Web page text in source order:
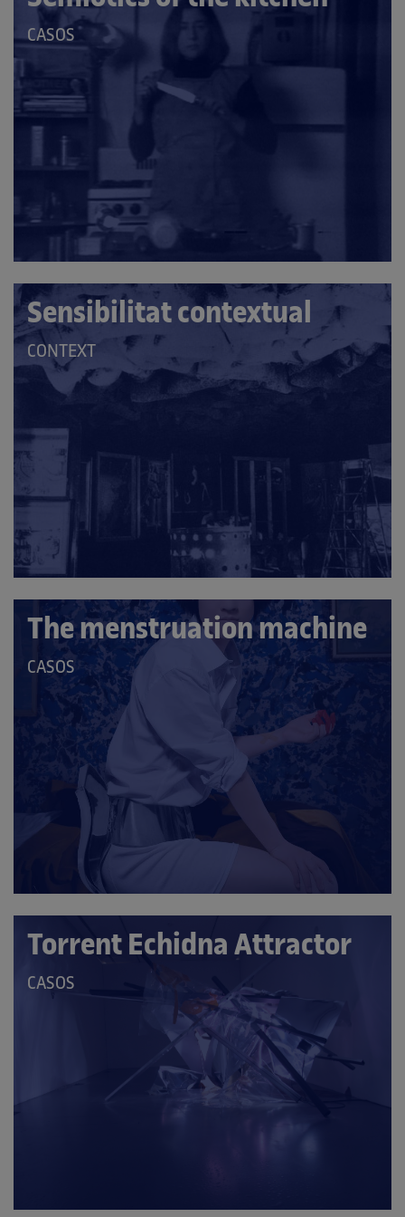
QUE
LES
CASOS
Sensibilitat contextual
QUE
PERTANY
LES
CATEGORIES:
CONTEXT
The menstruation machine
QUE
PERTANY
CATEGORIES:
CASOS
Torrent Echidna Attractor
QUE
CATEGORIES:
CASOS